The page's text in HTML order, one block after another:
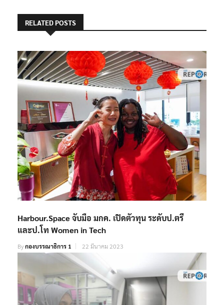
RELATED POSTS
Harbour.Space จับมือ มกค. เปิดตัวทุน ระดับป.ตรี
และป.โท Women in Tech
Byกองบรรณาธิการ 1 22 มีนาคม 2023